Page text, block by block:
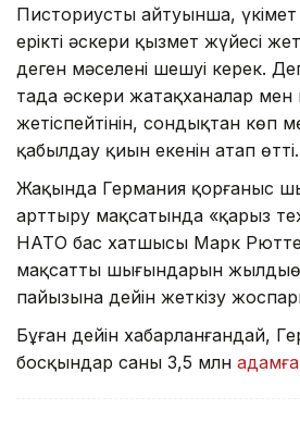
Писториустың айтуынша,
ерікті әскери қызмет жүйесі
деген мәселені шешуі керек.
таңда әскери жатақханалар
жетіспейтінін, сондықтан көп
қабылдау қиын екенін атап өтті.
Жақында Германия қорғаныс
арттыру мақсатында «қарыз
НАТО бас хатшысы Марк
мақсатты шығындарын жылдыө
пайызына дейін жеткізу
Бұған дейін хабарланғандай,
босқындар саны 3,5 млн